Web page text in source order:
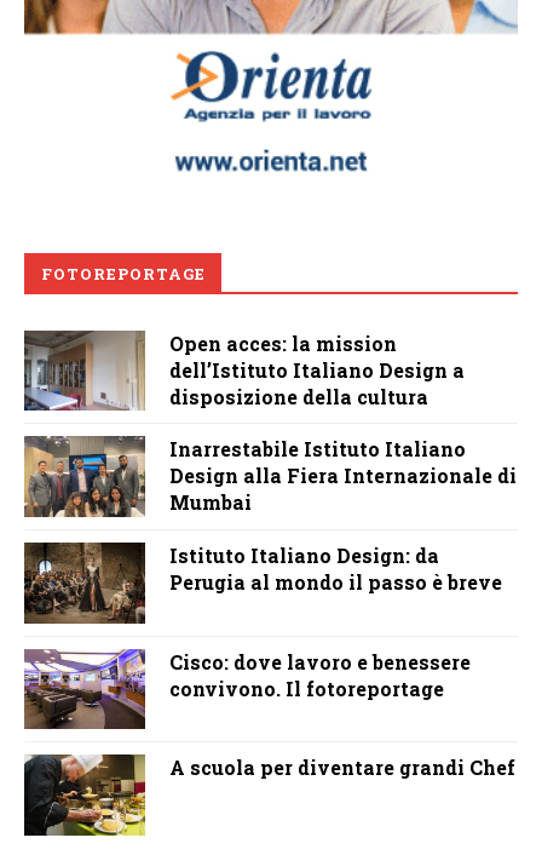
FOTOREPORTAGE
Open acces: la mission
dell’Istituto Italiano Design a
disposizione della cultura
Inarrestabile Istituto Italiano
Design alla Fiera Internazionale di
Mumbai
Istituto Italiano Design: da
Perugia al mondo il passo è breve
Cisco: dove lavoro e benessere
convivono. Il fotoreportage
A scuola per diventare grandi Chef